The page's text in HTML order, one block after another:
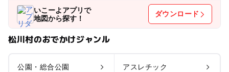
いこーよアプリで
地図から探す！
ダウンロード
松川村のおでかけジャンル
公園・総合公園 アスレチック